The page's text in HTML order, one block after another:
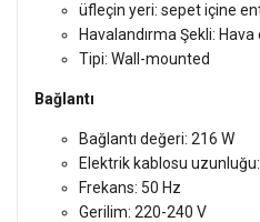
üfleçin yeri: sepet içine
Havalandırma Şekli: Hava
Tipi: Wall-mounted
Bağlantı
Bağlantı değeri: 216 W
Elektrik kablosu
Frekans: 50 Hz
Gerilim: 220-240 V